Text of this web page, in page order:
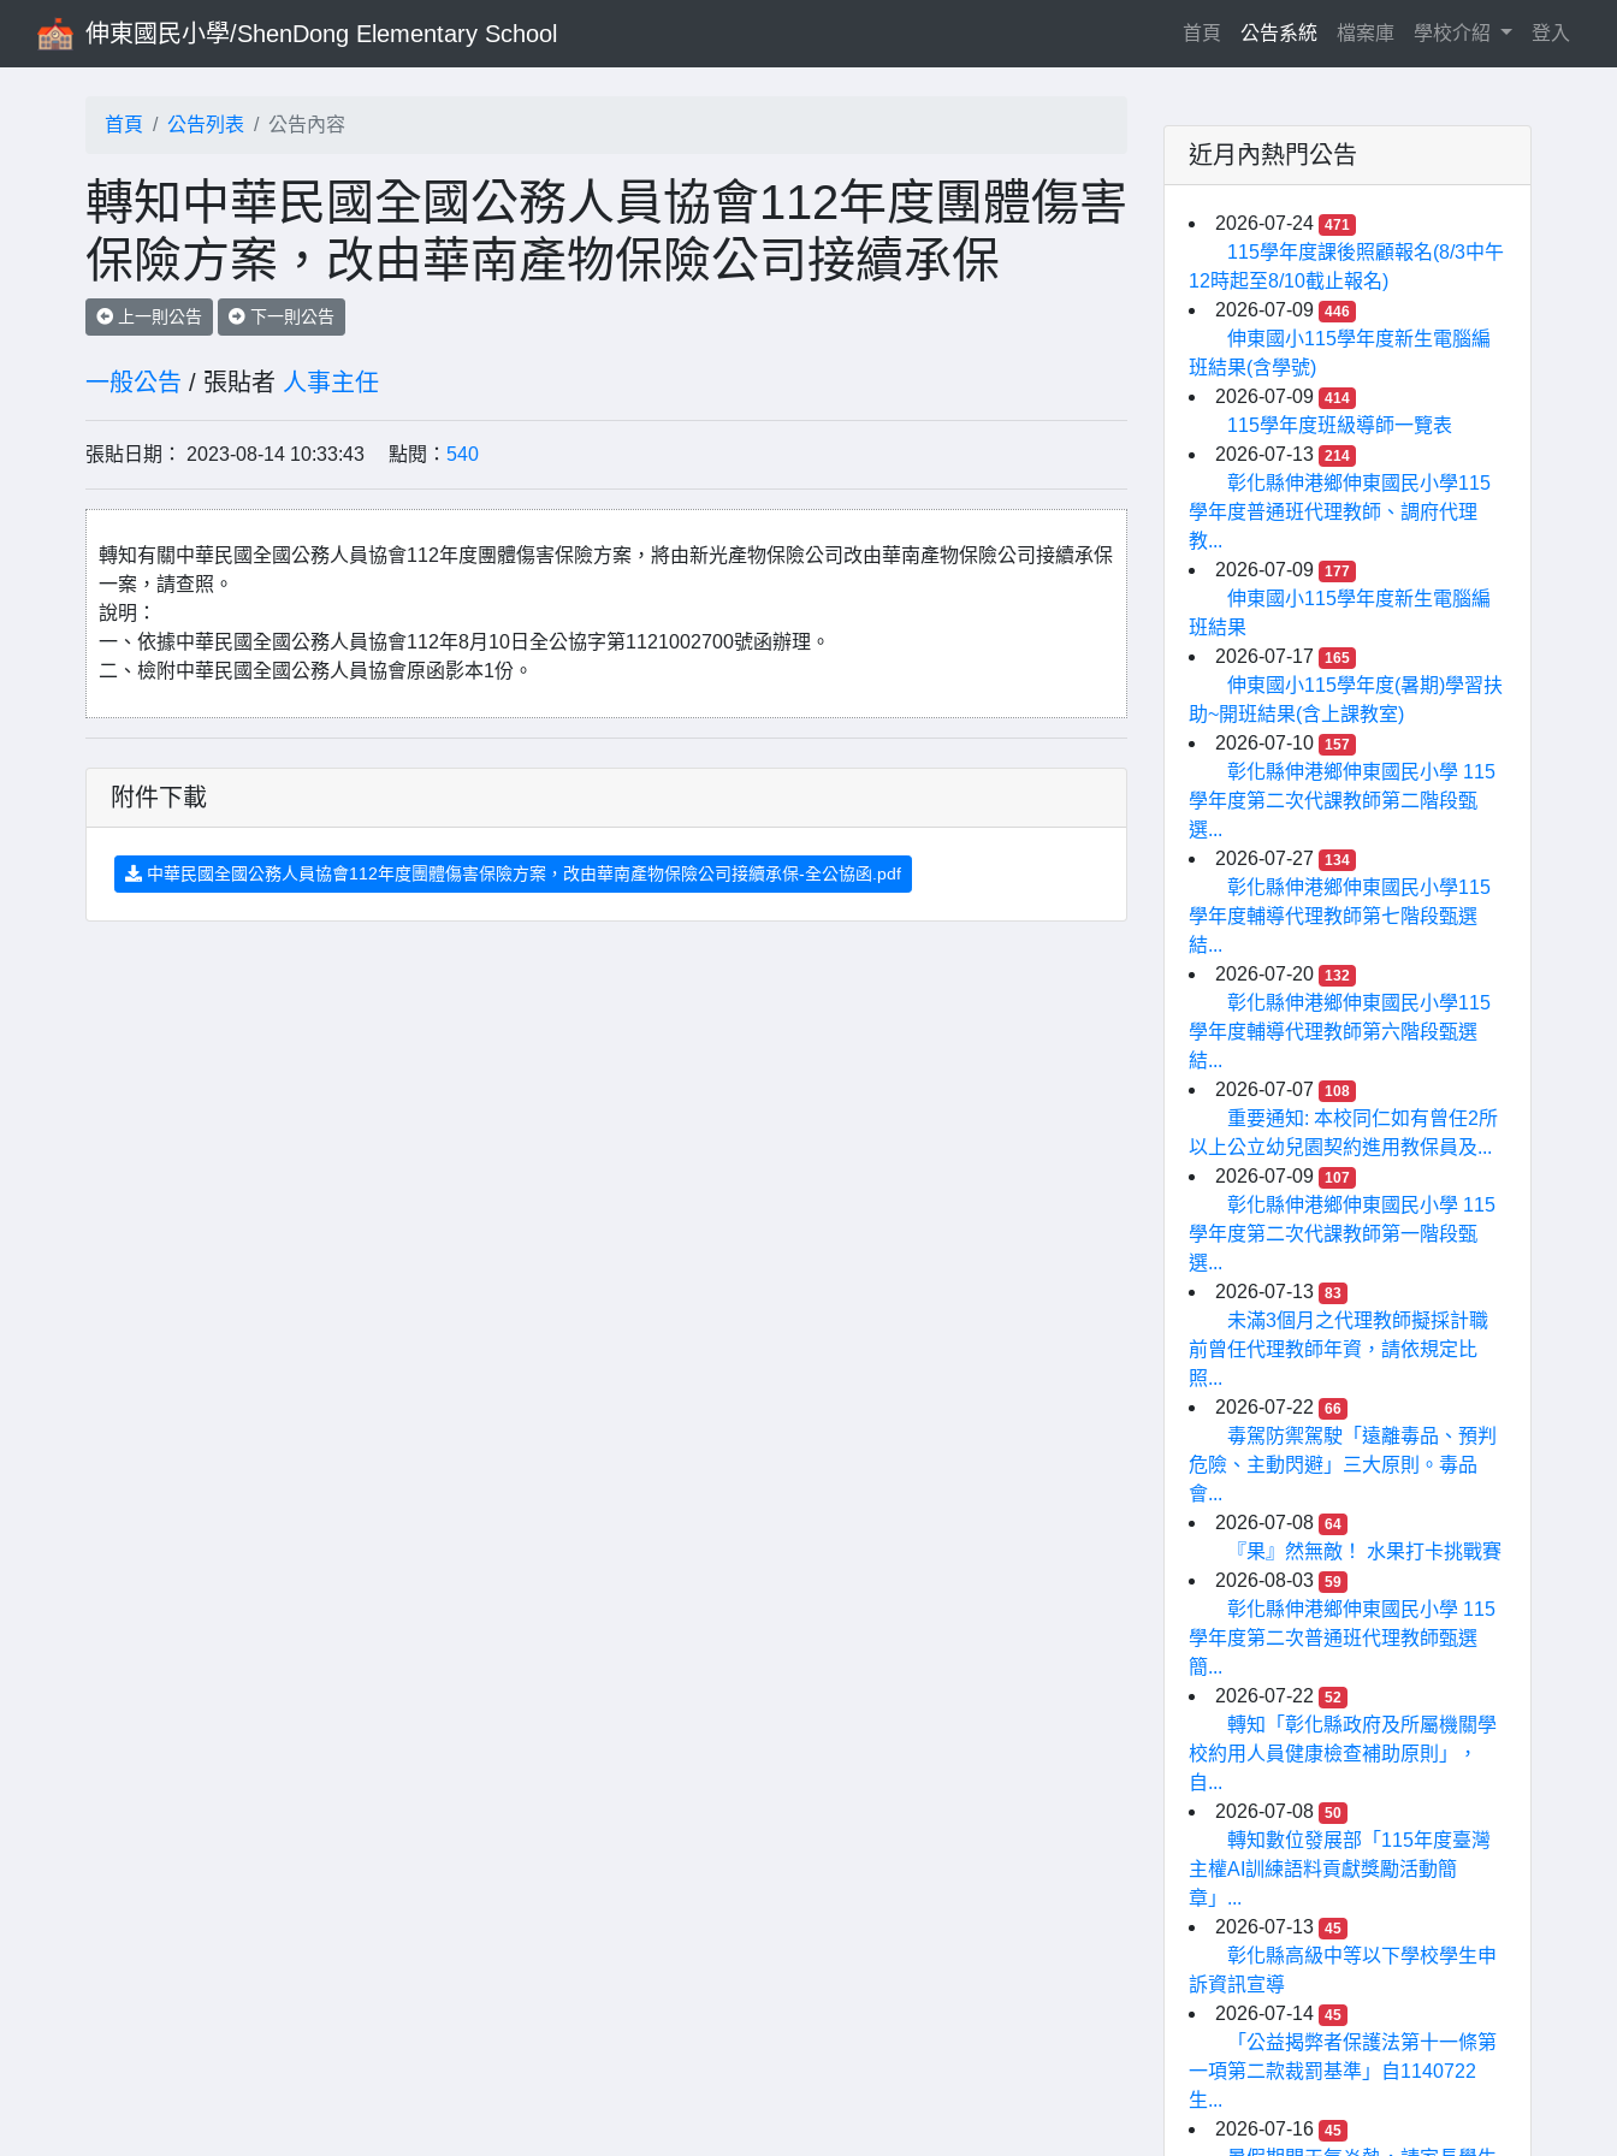
伸東國民小學/ShenDong Elementary School 首頁 (current)
公告系統 檔案庫 學校介紹 登入
首頁 公告列表 公告內容
轉知中華民國全國公務人員協會112年度團體傷害
保險方案，改由華南產物保險公司接續承保
上一則公告 下一則公告
一般公告 / 張貼者 人事主任
張貼日期： 2023-08-14 10:33:43 點閱： 540
轉知有關中華民國全國公務人員協會112年度團體傷害保險方案，將由新光產物保險公司改由華南產物保險公司接續承保
一案，請查照。
說明：
一、依據中華民國全國公務人員協會112年8月10日全公協字第1121002700號函辦理。
二、檢附中華民國全國公務人員協會原函影本1份。
附件下載
中華民國全國公務人員協會112年度團體傷害保險方案，改由華南產物保險公司接續承保-全公協函.pdf
近月內熱門公告
2026-07-24 471
115學年度課後照顧報名(8/3中午
12時起至8/10截止報名)
2026-07-09
446
伸東國小115學年度新生電腦編
班結果(含學號)
2026-07-09
414
115學年度班級導師一覽表
2026-07-13
214
彰化縣伸港鄉伸東國民小學115
學年度普通班代理教師、調府代理
教...
2026-07-09
177
伸東國小115學年度新生電腦編
班結果
2026-07-17
165
伸東國小115學年度(暑期)學習扶
助~開班結果(含上課教室)
2026-07-10
157
彰化縣伸港鄉伸東國民小學 115
學年度第二次代課教師第二階段甄
選...
2026-07-27
134
彰化縣伸港鄉伸東國民小學115
學年度輔導代理教師第七階段甄選
結...
2026-07-20
132
彰化縣伸港鄉伸東國民小學115
學年度輔導代理教師第六階段甄選
結...
2026-07-07
108
重要通知: 本校同仁如有曾任2所
以上公立幼兒園契約進用教保員及...
2026-07-09
107
彰化縣伸港鄉伸東國民小學 115
學年度第二次代課教師第一階段甄
選...
2026-07-13
83
未滿3個月之代理教師擬採計職
前曾任代理教師年資，請依規定比
照...
2026-07-22
66
毒駕防禦駕駛「遠離毒品、預判
危險、主動閃避」三大原則。毒品
會...
2026-07-08
64
『果』然無敵！ 水果打卡挑戰賽
2026-08-03
59
彰化縣伸港鄉伸東國民小學 115
學年度第二次普通班代理教師甄選
簡...
2026-07-22
52
轉知「彰化縣政府及所屬機關學
校約用人員健康檢查補助原則」，
自...
2026-07-08
50
轉知數位發展部「115年度臺灣
主權AI訓練語料貢獻獎勵活動簡
章」...
2026-07-13
45
彰化縣高級中等以下學校學生申
訴資訊宣導
2026-07-14
45
「公益揭弊者保護法第十一條第
一項第二款裁罰基準」自1140722
生...
2026-07-16
45